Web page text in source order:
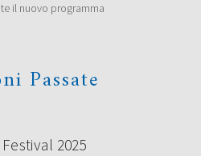
il nuovo programma
Passate
2025